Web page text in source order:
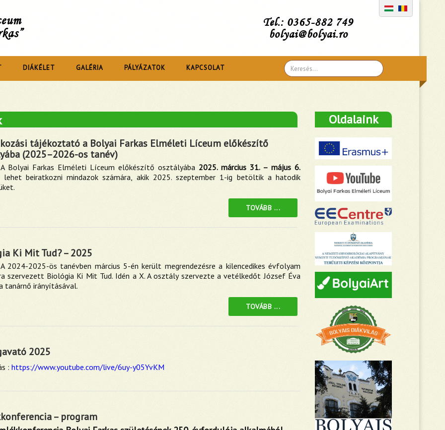
Tel.: 0365-882 749
bolyai@bolyai.ro
Search
...
DIÁKÉLET GALÉRIA PÁLYÁZATOK KAPCSOLAT
tájékoztató a Bolyai Farkas Elméleti Líceum előkészítő
(2025–2026-os tanév)
A Bolyai Farkas Elméleti Líceum előkészítő osztályába 2025. március 31. – május 6.
beiratkozni mindazok számára, akik 2025. szeptember 1-ig betöltik a hatodik
TOVÁBB ...
Ki Mit Tud? – 2025
A 2024-2025-ös tanévben március 5-én került megrendezésre a kilencedikes évfolyam
szervezett Biológia Ki Mit Tud. Idén a X. A osztály szervezte a vetélkedőt József Éva
tanárnő irányításával.
TOVÁBB ...
2025
: https://www.youtube.com/live/6uy-y05YvKM
– program
Oldalaink